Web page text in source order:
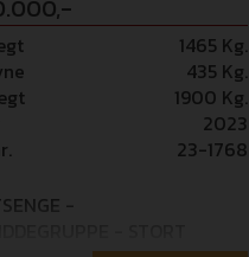
1465 Kg.
435 Kg.
1900 Kg.
2023
23-1768
-